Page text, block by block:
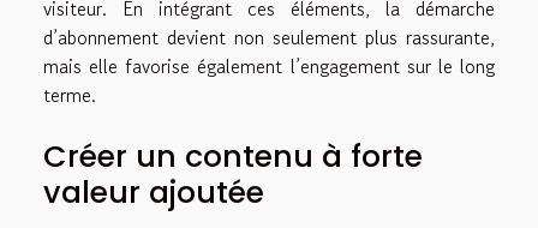
visiteur. En intégrant ces éléments, la démarche
d’abonnement devient non seulement plus rassurante,
mais elle favorise également l’engagement sur le long
terme.
Créer un contenu à forte
valeur ajoutée